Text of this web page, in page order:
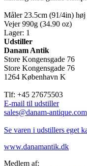
Måler 23.5cm (91/4in) høj
Vejer 990g (34.90 oz)
Lager: 1
Udstiller
Danam Antik
Store Kongensgade 76
Store Kongensgade 76
1264 København K
Tlf: +45 27675503
E-mail til udstiller
sales@danam-antique.com
Se varen i udstillers eget
www.danamantik.dk
Medlem af: